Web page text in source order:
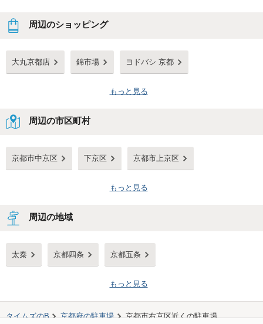
周辺のショッピング
大丸京都店 錦市場 ヨドバシ 京都
もっと見る
周辺の市区町村
京都市中京区 下京区 京都市上京区
もっと見る
周辺の地域
太秦 京都四条 京都五条
もっと見る
タイムズのB 京都府の駐車場 京都市右京区近くの駐車場